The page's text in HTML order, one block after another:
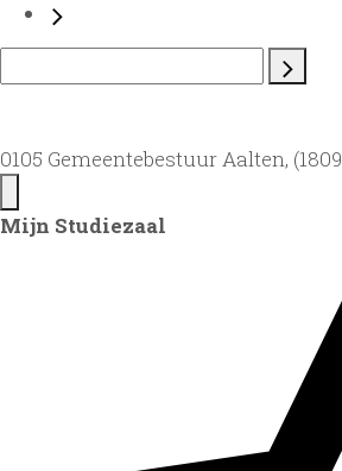
0105 Gemeentebestuur Aalten,
Mijn Studiezaal